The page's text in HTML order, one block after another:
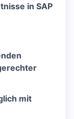
in SAP
mit